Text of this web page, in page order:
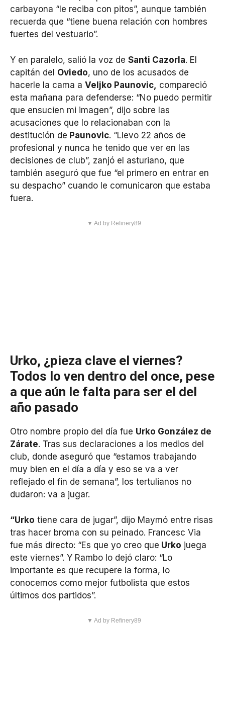
carbayona “le reciba con pitos”, aunque también
recuerda que “tiene buena relación con hombres
fuertes del vestuario”.
Y en paralelo, salió la voz de Santi Cazorla. El
capitán del Oviedo, uno de los acusados de
hacerle la cama a Veljko Paunovic, compareció
esta mañana para defenderse: “No puedo permitir
que ensucien mi imagen”, dijo sobre las
acusaciones que lo relacionaban con la
destitución de Paunovic. “Llevo 22 años de
profesional y nunca he tenido que ver en las
decisiones de club”, zanjó el asturiano, que
también aseguró que fue “el primero en entrar en
su despacho” cuando le comunicaron que estaba
fuera.
▼ Ad by Refinery89
Urko, ¿pieza clave el viernes?
Todos lo ven dentro del once, pese
a que aún le falta para ser el del
año pasado
Otro nombre propio del día fue Urko González de
Zárate. Tras sus declaraciones a los medios del
club, donde aseguró que “estamos trabajando
muy bien en el día a día y eso se va a ver
reflejado el fin de semana”, los tertulianos no
dudaron: va a jugar.
“Urko tiene cara de jugar”, dijo Maymó entre risas
tras hacer broma con su peinado. Francesc Via
fue más directo: “Es que yo creo que Urko juega
este viernes”. Y Rambo lo dejó claro: “Lo
importante es que recupere la forma, lo
conocemos como mejor futbolista que estos
últimos dos partidos”.
▼ Ad by Refinery89